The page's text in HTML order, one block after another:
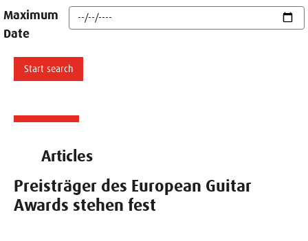
Maximum
Date
Articles
Preisträger des European Guitar
Awards stehen fest